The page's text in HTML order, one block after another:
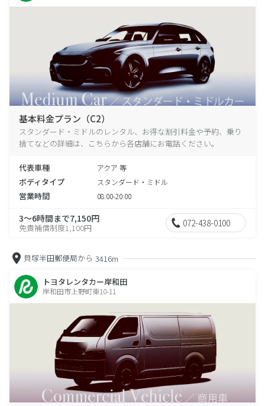
基本料金プラン（C2）
スタンダード・ミドルのレンタル、お得な割引料金や予約、乗り
捨てなどの詳細は、こちらから各店舗にお電話ください。
代表車種 アクア 等
ボディタイプ スタンダード・ミドル
営業時間 08:00-20:00
3～6時間まで7,150円
免責補償制度1,100円 072-438-0100
貝塚半田郵便局から 3416m
トヨタレンタカー岸和田
岸和田市上野町東10-11